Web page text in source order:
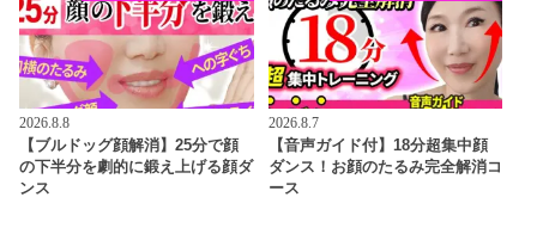
2026.8.8
【ブルドッグ顔解消】25分で顔
の下半分を劇的に鍛え上げる顔ダ
ンス
2026.8.7
【音声ガイド付】18分超集中顔
ダンス！お顔のたるみ完全解消コ
ース